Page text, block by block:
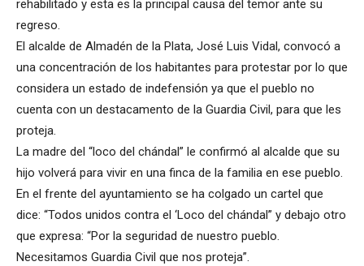
rehabilitado y esta es la principal causa del temor ante su
regreso.
El alcalde de Almadén de la Plata, José Luis Vidal, convocó a
una concentración de los habitantes para protestar por lo que
considera un estado de indefensión ya que el pueblo no
cuenta con un destacamento de la Guardia Civil, para que les
proteja.
La madre del “loco del chándal” le confirmó al alcalde que su
hijo volverá para vivir en una finca de la familia en ese pueblo.
En el frente del ayuntamiento se ha colgado un cartel que
dice: “Todos unidos contra el ‘Loco del chándal” y debajo otro
que expresa: “Por la seguridad de nuestro pueblo.
Necesitamos Guardia Civil que nos proteja”.